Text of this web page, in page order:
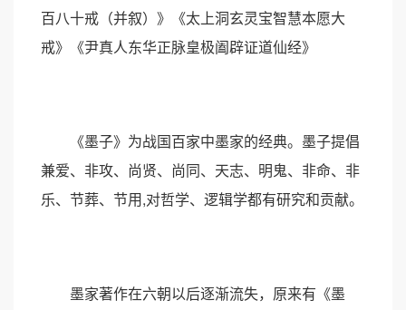
百八十戒（并叙）》《太上洞玄灵宝智慧本愿大
戒》《尹真人东华正脉皇极阖辟证道仙经》
《墨子》为战国百家中墨家的经典。墨子提倡
兼爱、非攻、尚贤、尚同、天志、明鬼、非命、非
乐、节葬、节用,对哲学、逻辑学都有研究和贡献。
墨家著作在六朝以后逐渐流失，原来有《墨